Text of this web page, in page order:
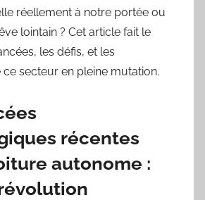
réellement à notre portée ou
lointain ? Cet article fait le
les défis, et les
secteur en pleine mutation.
récentes
autonome :